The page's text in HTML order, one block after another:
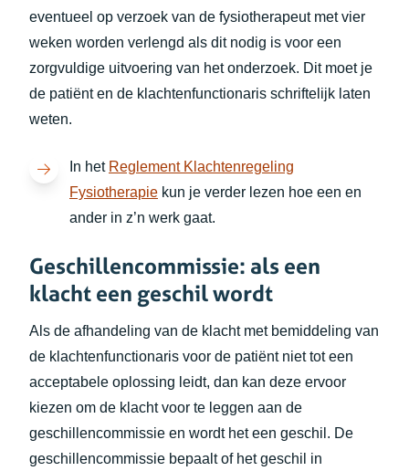
eventueel op verzoek van de fysiotherapeut met vier
weken worden verlengd als dit nodig is voor een
zorgvuldige uitvoering van het onderzoek. Dit moet je
de patiënt en de klachtenfunctionaris schriftelijk laten
weten.
In het Reglement Klachtenregeling
Fysiotherapie(opent in nieuw tabblad)
kun je verder lezen hoe een en
ander in z’n werk gaat.
Geschillencommissie: als een
klacht een geschil wordt
Als de afhandeling van de klacht met bemiddeling van
de klachtenfunctionaris voor de patiënt niet tot een
acceptabele oplossing leidt, dan kan deze ervoor
kiezen om de klacht voor te leggen aan de
geschillencommissie en wordt het een geschil. De
geschillencommissie bepaalt of het geschil in